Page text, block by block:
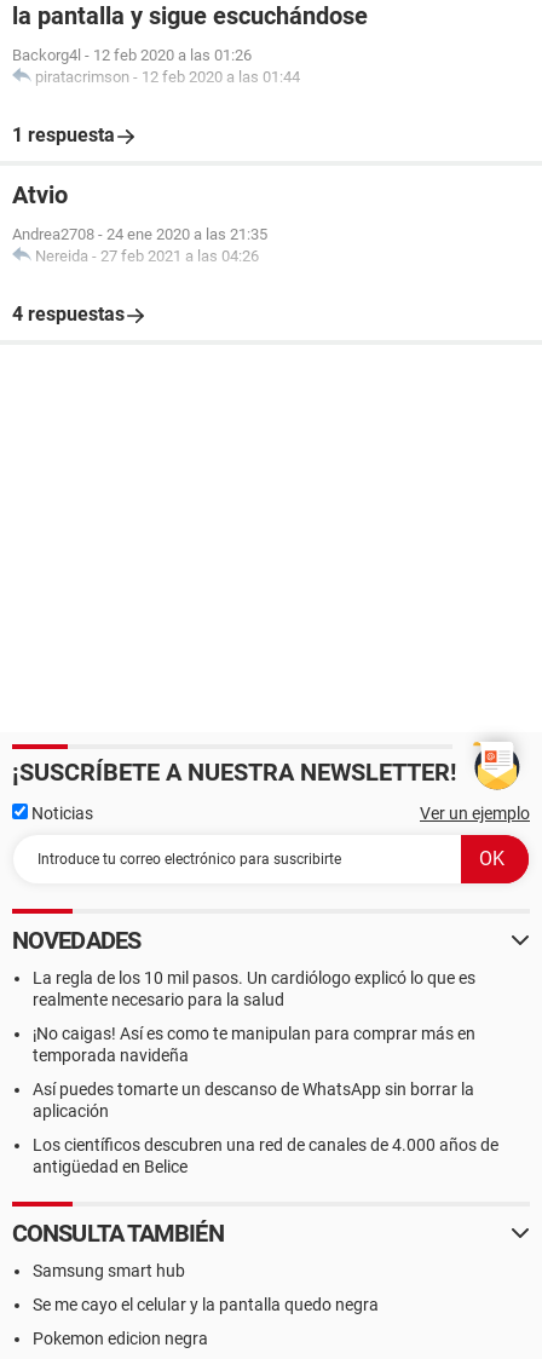
la pantalla y sigue escuchándose
Backorg4l - 12 feb 2020 a las 01:26
piratacrimson - 12 feb 2020 a las 01:44
1 respuesta
Atvio
Andrea2708 - 24 ene 2020 a las 21:35
Nereida - 27 feb 2021 a las 04:26
4 respuestas
¡SUSCRÍBETE A NUESTRA NEWSLETTER!
Noticias Ver un ejemplo
NOVEDADES
La regla de los 10 mil pasos. Un cardiólogo explicó lo que es
realmente necesario para la salud
¡No caigas! Así es como te manipulan para comprar más en
temporada navideña
Así puedes tomarte un descanso de WhatsApp sin borrar la
aplicación
Los científicos descubren una red de canales de 4.000 años de
antigüedad en Belice
CONSULTA TAMBIÉN
Samsung smart hub
Se me cayo el celular y la pantalla quedo negra
Pokemon edicion negra